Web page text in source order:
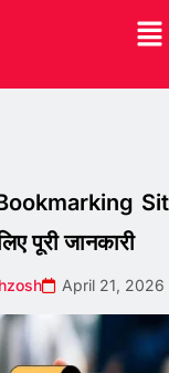
पूरी जानकारी
April 21, 2026